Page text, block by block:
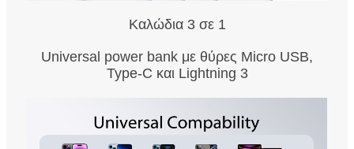
Καλώδια 3 σε 1
Universal power bank με θύρες Micro USB,
Type-C και Lightning 3